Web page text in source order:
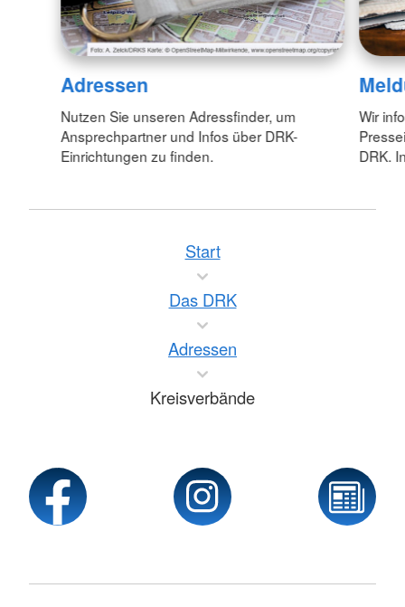
Adressen
Nutzen Sie unseren Adressfinder, um
Ansprechpartner und Infos über DRK-
Einrichtungen zu finden.
Wir
DRK.
Start
Das DRK
Adressen
Kreisverbände